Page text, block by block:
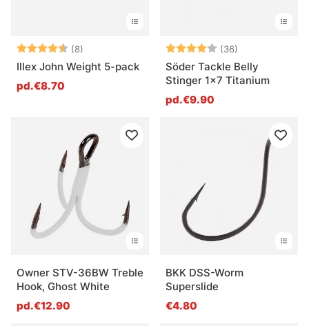
Note: (8)
Illex John Weight 5-pack
pd.€8.70
Note: (36)
Söder Tackle Belly
Stinger 1x7 Titanium
pd.€9.90
Owner STV-36BW Treble
Hook, Ghost White
pd.€12.90
BKK DSS-Worm
Superslide
€4.80